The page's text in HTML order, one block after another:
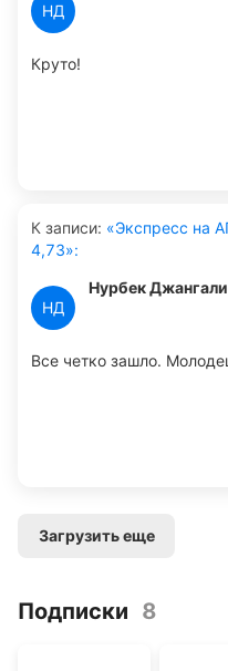
НД
Круто!
К записи: «Экспресс на
4,73»:
НД
Нурбек
Все четко зашло.
Загрузить еще
Подписки 8